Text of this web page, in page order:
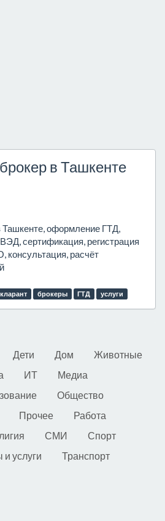
в Ташкенте
оформление ГТД,
сертификация, регистрация
консультация, расчёт
брокеры ГТД услуги
Дети Дом
Животные
ИТ
Медиа
Общество
Прочее
Работа
СМИ
Спорт
услуги
Транспорт